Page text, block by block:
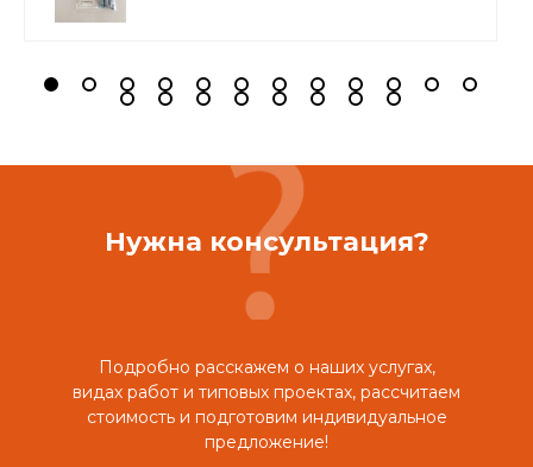
Нужна консультация?
Подробно расскажем о наших услугах,
видах работ и типовых проектах, рассчитаем
стоимость и подготовим индивидуальное
предложение!